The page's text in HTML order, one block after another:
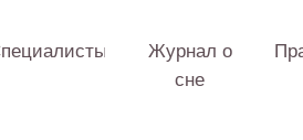
Журнал о
Практикум О